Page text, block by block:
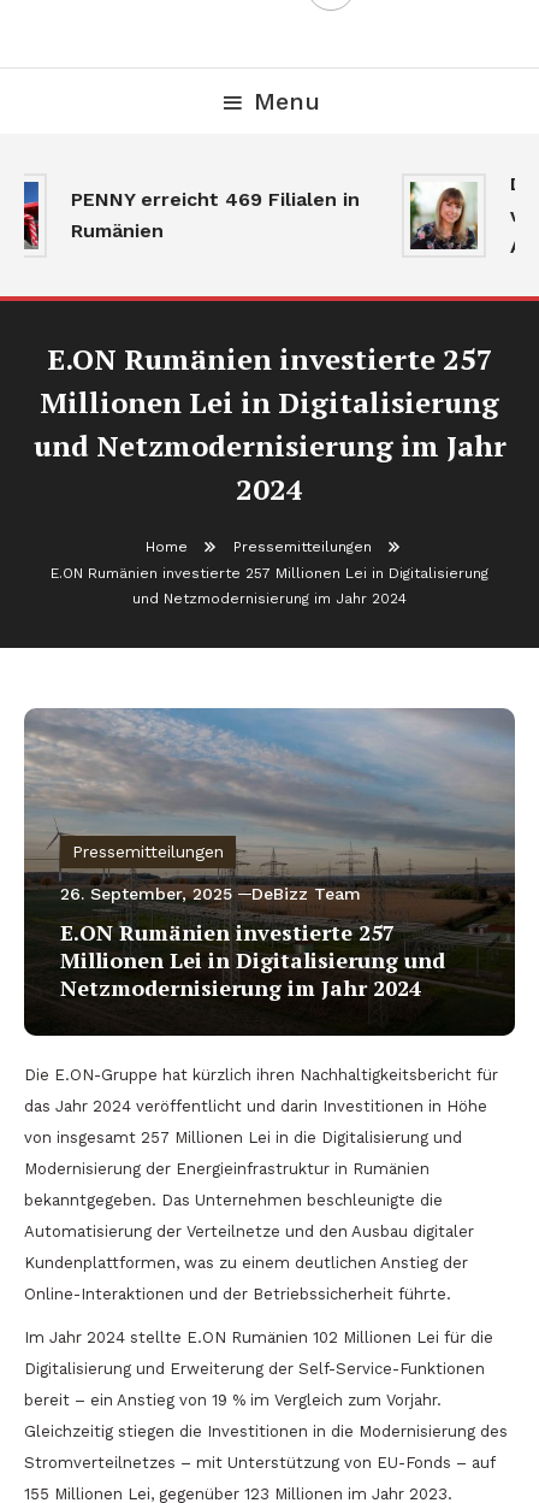
Menu
PENNY erreicht 469 Filialen in
Rumänien
E.ON Rumänien investierte 257
Millionen Lei in Digitalisierung
und Netzmodernisierung im Jahr
2024
Home
Pressemitteilungen
E.ON Rumänien investierte 257 Millionen Lei in Digitalisierung
und Netzmodernisierung im Jahr 2024
Pressemitteilungen
26. September, 2025 DeBizz Team
E.ON Rumänien investierte 257
Millionen Lei in Digitalisierung und
Netzmodernisierung im Jahr 2024
Die E.ON-Gruppe hat kürzlich ihren Nachhaltigkeitsbericht für
das Jahr 2024 veröffentlicht und darin Investitionen in Höhe
von insgesamt 257 Millionen Lei in die Digitalisierung und
Modernisierung der Energieinfrastruktur in Rumänien
bekanntgegeben. Das Unternehmen beschleunigte die
Automatisierung der Verteilnetze und den Ausbau digitaler
Kundenplattformen, was zu einem deutlichen Anstieg der
Online-Interaktionen und der Betriebssicherheit führte.
Im Jahr 2024 stellte E.ON Rumänien 102 Millionen Lei für die
Digitalisierung und Erweiterung der Self-Service-Funktionen
bereit – ein Anstieg von 19 % im Vergleich zum Vorjahr.
Gleichzeitig stiegen die Investitionen in die Modernisierung des
Stromverteilnetzes – mit Unterstützung von EU-Fonds – auf
155 Millionen Lei, gegenüber 123 Millionen im Jahr 2023.